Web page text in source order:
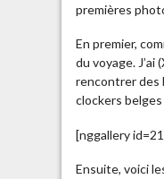
premières
En premier,
du voyage. J’ai
rencontrer des
clockers belges
[nggallery
Ensuite, voici